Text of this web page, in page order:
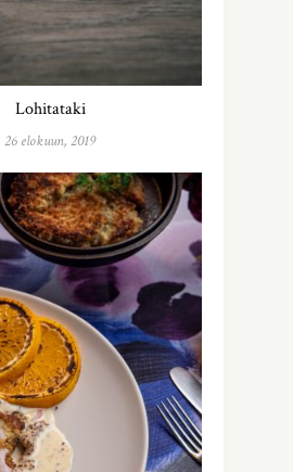
Lohitataki
26 elokuun, 2019